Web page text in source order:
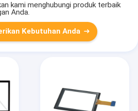
kami menghubungi produk terbaik
Anda.
Kebutuhan Anda